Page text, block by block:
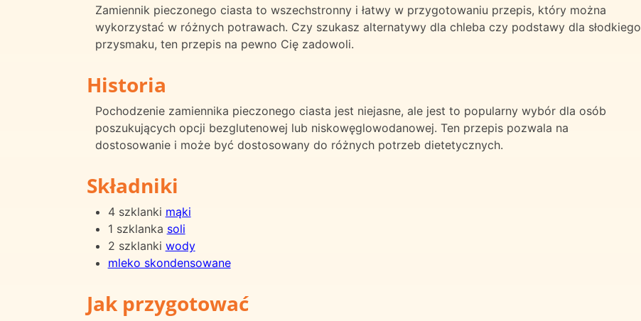
Zamiennik pieczonego ciasta to wszechstronny i łatwy w przygotowaniu przepis, który można
wykorzystać w różnych potrawach. Czy szukasz alternatywy dla chleba czy podstawy dla słodkiego
przysmaku, ten przepis na pewno Cię zadowoli.
Historia
Pochodzenie zamiennika pieczonego ciasta jest niejasne, ale jest to popularny wybór dla osób
poszukujących opcji bezglutenowej lub niskowęglowodanowej. Ten przepis pozwala na
dostosowanie i może być dostosowany do różnych potrzeb dietetycznych.
Składniki
4 szklanki mąki
1 szklanka soli
2 szklanki wody
mleko skondensowane
Jak przygotować